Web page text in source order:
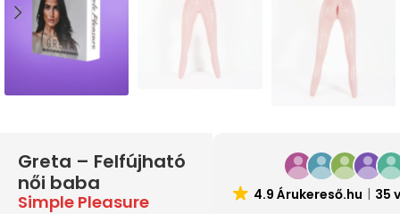
Greta – Felfújható
női baba
Simple Pleasure 4.9 Árukereső.hu 35